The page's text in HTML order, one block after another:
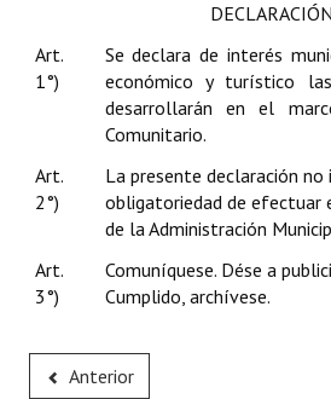
Huéspedes de Honor - Registro
Antiguos Pobladores - Registro
Reconocimientos - Registro
Entrega de distinciones
REFORMA DE LA CARTA ORGÁNICA
DECLARACIÓN
Art.
1°)
Se declara de interés
económico y turístico
desarrollarán en el
Comunitario.
Art.
2°)
La presente declaración no
obligatoriedad de efectuar
de la Administración
Art.
3°)
Comuníquese. Dése a
Cumplido, archívese.
Anterior